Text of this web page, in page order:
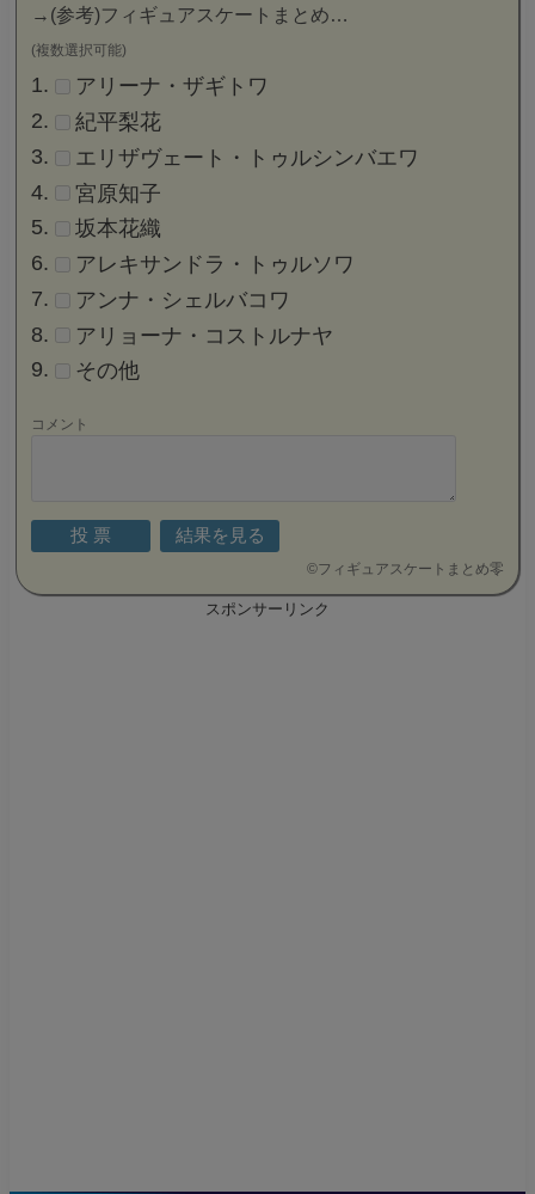
→ (参考)フィギュアスケートまとめ…
(複数選択可能)
アリーナ・ザギトワ
紀平梨花
エリザヴェート・トゥルシンバエワ
宮原知子
坂本花織
アレキサンドラ・トゥルソワ
アンナ・シェルバコワ
アリョーナ・コストルナヤ
その他
コメント
©フィギュアスケートまとめ零
スポンサーリンク